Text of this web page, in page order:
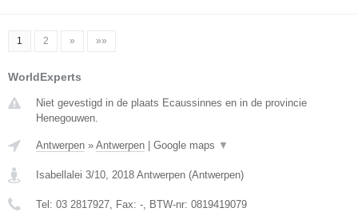
1 2 » »»
WorldExperts
Niet gevestigd in de plaats Ecaussinnes en in de provincie
Henegouwen.
Antwerpen » Antwerpen Google maps ▼
Isabellalei 3/10, 2018 Antwerpen (Antwerpen)
Tel: 03 2817927, Fax: -, BTW-nr: 0819419079